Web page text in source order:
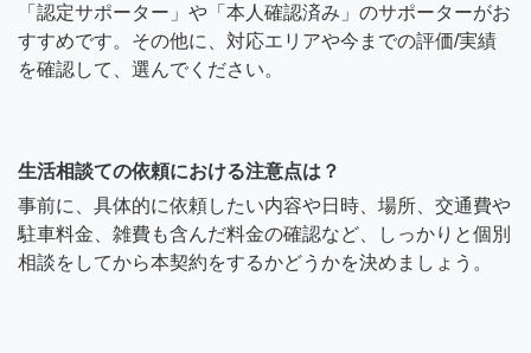
「認定サポーター」や「本人確認済み」のサポーターがお
すすめです。その他に、対応エリアや今までの評価/実績
を確認して、選んでください。
生活相談ての依頼における注意点は？
事前に、具体的に依頼したい内容や日時、場所、交通費や
駐車料金、雑費も含んだ料金の確認など、しっかりと個別
相談をしてから本契約をするかどうかを決めましょう。